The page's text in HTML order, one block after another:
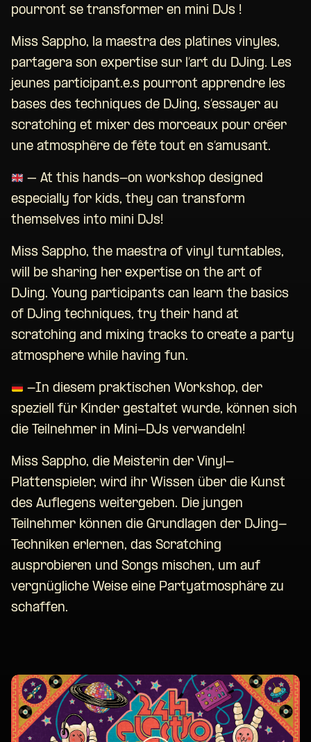
pourront se transformer en mini DJs !
Miss Sappho, la maestra des platines vinyles,
partagera son expertise sur l’art du DJing. Les
jeunes participant.e.s pourront apprendre les
bases des techniques de DJing, s’essayer au
scratching et mixer des morceaux pour créer
une atmosphère de fête tout en s’amusant.
– At this hands-on workshop designed
especially for kids, they can transform
themselves into mini DJs!
Miss Sappho, the maestra of vinyl turntables,
will be sharing her expertise on the art of
DJing. Young participants can learn the basics
of DJing techniques, try their hand at
scratching and mixing tracks to create a party
atmosphere while having fun.
-In diesem praktischen Workshop, der
speziell für Kinder gestaltet wurde, können sich
die Teilnehmer in Mini-DJs verwandeln!
Miss Sappho, die Meisterin der Vinyl-
Plattenspieler, wird ihr Wissen über die Kunst
des Auflegens weitergeben. Die jungen
Teilnehmer können die Grundlagen der DJing-
Techniken erlernen, das Scratching
ausprobieren und Songs mischen, um auf
vergnügliche Weise eine Partyatmosphäre zu
schaffen.